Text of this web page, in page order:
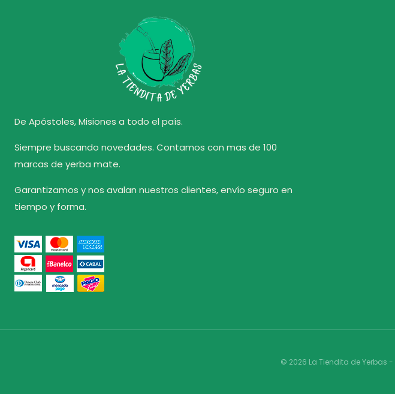
De Apóstoles, Misiones a todo el país.
Siempre buscando novedades. Contamos con mas de 100
marcas de yerba mate.
Garantizamos y nos avalan nuestros clientes, envío seguro en
tiempo y forma.
© 2026 La Tiendita de Yerbas -